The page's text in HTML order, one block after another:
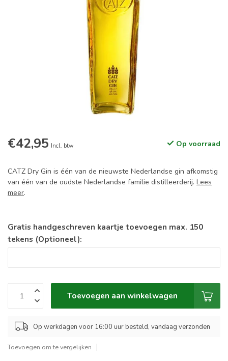
€42,95 Incl. btw Op voorraad
CATZ Dry Gin is één van de nieuwste Nederlandse gin afkomstig
van één van de oudste Nederlandse familie distilleerderij. Lees
meer.
Gratis handgeschreven kaartje toevoegen max. 150
tekens (Optioneel):
Toevoegen aan winkelwagen
Op werkdagen voor 16:00 uur besteld, vandaag verzonden
Toevoegen om te vergelijken